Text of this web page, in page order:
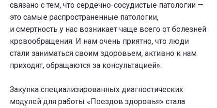
связано с тем, что сердечно-сосудистые патологии —
это самые распространенные патологии,
и смертность у нас возникает чаще всего от болезней
кровообращения. И нам очень приятно, что люди
стали заниматься своим здоровьем, активно к нам
приходят, обращаются за консультацией».
Закупка специализированных диагностических
модулей для работы «Поездов здоровья» стала